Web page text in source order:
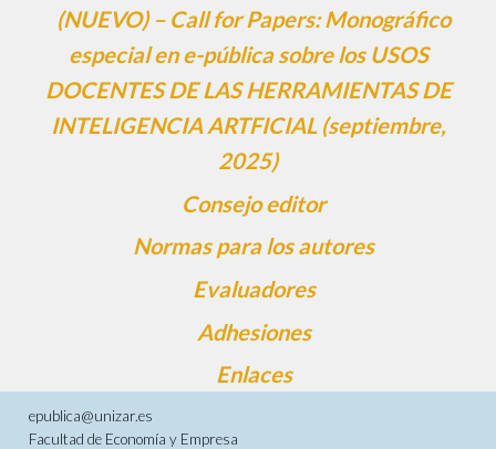
(NUEVO) – Call for Papers: Monográfico
especial en e-pública sobre los USOS
DOCENTES DE LAS HERRAMIENTAS DE
INTELIGENCIA ARTFICIAL (septiembre,
2025)
Consejo editor
Normas para los autores
Evaluadores
Adhesiones
Enlaces
epublica@unizar.es
Facultad de Economía y Empresa